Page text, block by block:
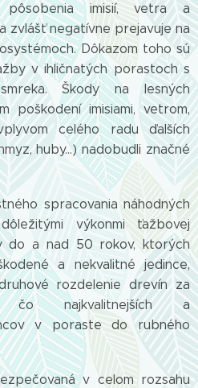
pôsobenia imisií, vetra a
zvlášť negatívne prejavuje na
Dôkazom toho sú
v ihličnatých porastoch s
Škody na lesných
poškodení imisiami, vetrom,
celého radu ďalších
huby...) nadobudli značné
spracovania náhodných
výkonmi ťažbovej
do a nad 50 rokov, ktorých
a nekvalitné jedince,
rozdelenie drevín za
čo najkvalitnejších a
v poraste do rubného
v celom rozsahu